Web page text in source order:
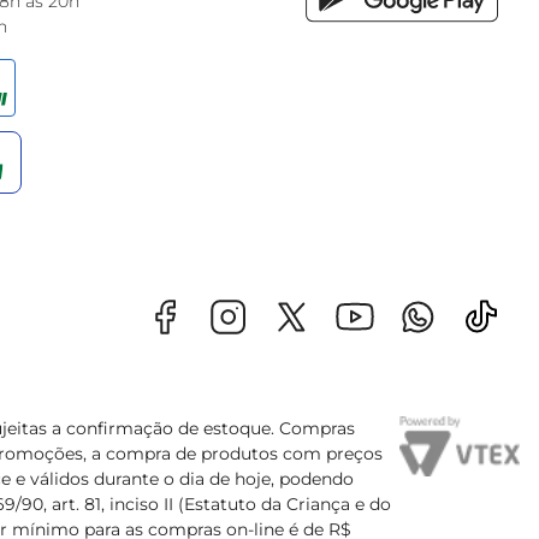
a confirmação de estoque. Compras
a compra de produtos com preços
e válidos durante o dia de hoje, podendo
90, art. 81, inciso II (Estatuto da Criança e do
mínimo para as compras on-line é de R$